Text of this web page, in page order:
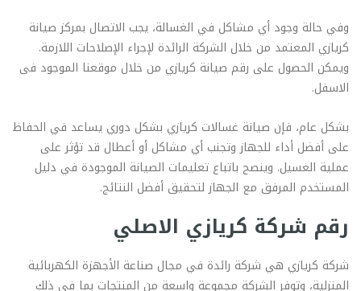
وفي حالة وجود أي مشاكل في الغسالة، يجب الاتصال بمركز صيانة
كريازي المعتمد من خلال الشركة الرائدة لإجراء الإصلاحات اللازمة.
ويمكن الحصول على رقم صيانة كريازي من خلال موقعنا الموجود فى
الاسفل.
بشكل عام، فإن صيانة غسالات كريازي بشكل دوري يساعد في الحفاظ
على أفضل أداء للجهاز وتجنب أي مشاكل أو أعطال قد تؤثر على
عملية الغسيل. وينصح باتباع تعليمات الصيانة الموجودة في دليل
المستخدم المرفق مع الجهاز لتحقيق أفضل النتائج.
رقم شركة كريازي الاصلي
شركة كريازي هي شركة رائدة في مجال صناعة الأجهزة الكهربائية
المنزلية، وتوفر الشركة مجموعة واسعة من المنتجات بما في ذلك